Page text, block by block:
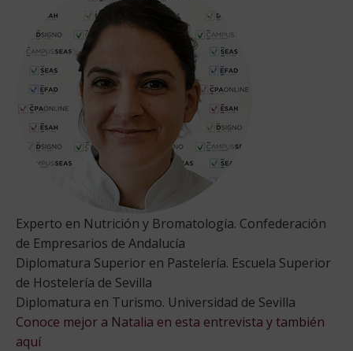
Experto en Nutrición y Bromatología. Confederación
de Empresarios de Andalucía
Diplomatura Superior en Pastelería. Escuela Superior
de Hostelería de Sevilla
Diplomatura en Turismo. Universidad de Sevilla
Conoce mejor a Natalia en esta entrevista y también
aquí